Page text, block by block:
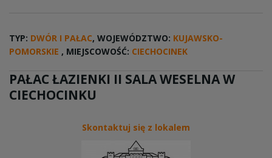
TYP: DWÓR I PAŁAC, WOJEWÓDZTWO: KUJAWSKO-
POMORSKIE , MIEJSCOWOŚĆ: CIECHOCINEK
PAŁAC ŁAZIENKI II SALA WESELNA W
CIECHOCINKU
Skontaktuj się z lokalem